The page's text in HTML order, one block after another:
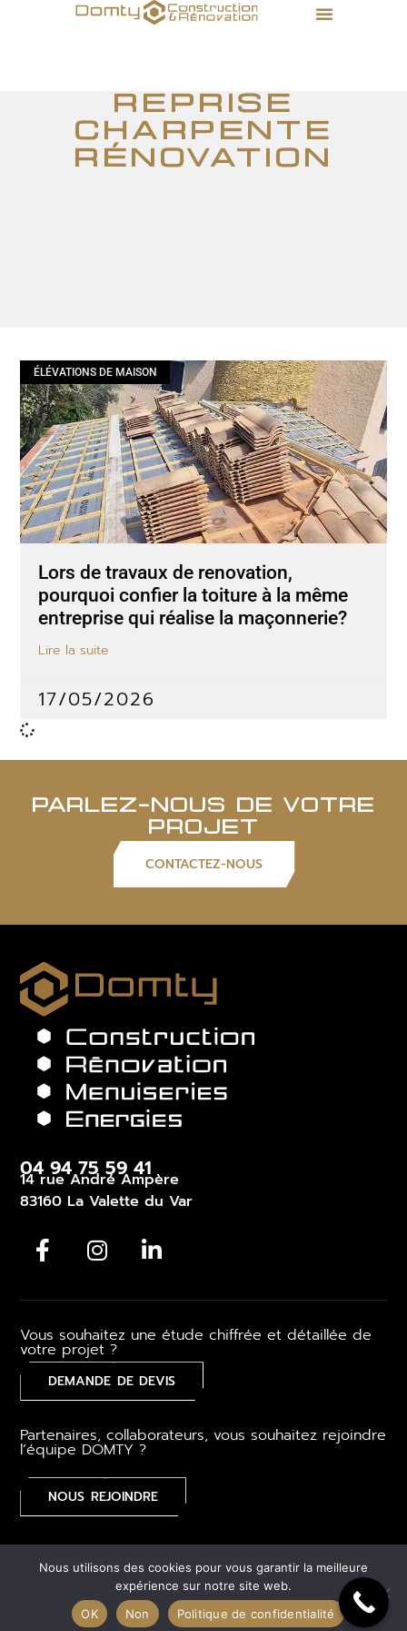
reprise
charpente
rénovation
ÉLÉVATIONS DE MAISON
Lors de travaux de renovation,
pourquoi confier la toiture à la même
entreprise qui réalise la maçonnerie?
Lire la suite
17/05/2026
PARLEZ-NOUS DE VOTRE
PROJET
CONTACTEZ-NOUS
04 94 75 59 41
14 rue André Ampère
83160 La Valette du Var
Vous souhaitez une étude chiffrée et détaillée de
votre projet ?
DEMANDE DE DEVIS
Mentions légales–CGV–Gestion des cookies– Plan du
Partenaires, collaborateurs, vous souhaitez rejoindre
l’équipe DOMTY ?
NOUS REJOINDRE
Nous utilisons des cookies pour vous garantir la meilleure
expérience sur notre site web.
OK
Non Politique de confidentialité